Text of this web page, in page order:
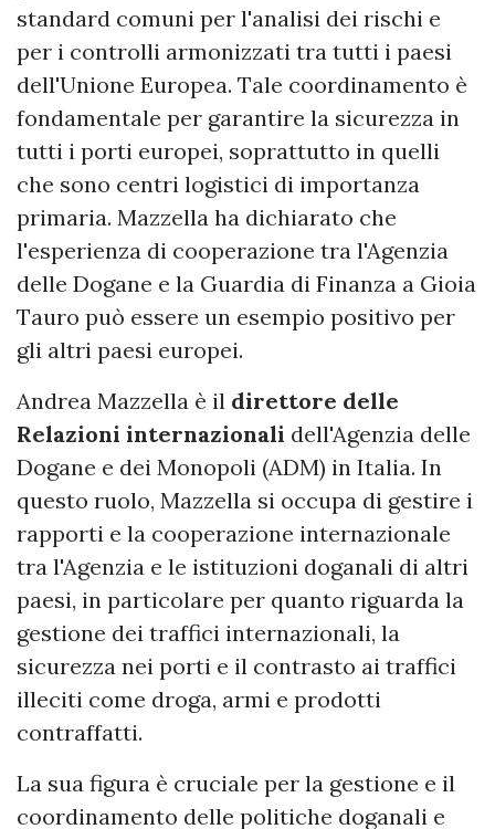
standard comuni per l'analisi dei rischi e
per i controlli armonizzati tra tutti i paesi
dell'Unione Europea. Tale coordinamento è
fondamentale per garantire la sicurezza in
tutti i porti europei, soprattutto in quelli
che sono centri logistici di importanza
primaria. Mazzella ha dichiarato che
l'esperienza di cooperazione tra l'Agenzia
delle Dogane e la Guardia di Finanza a Gioia
Tauro può essere un esempio positivo per
gli altri paesi europei.
Andrea Mazzella è il direttore delle
Relazioni internazionali dell'Agenzia delle
Dogane e dei Monopoli (ADM) in Italia. In
questo ruolo, Mazzella si occupa di gestire i
rapporti e la cooperazione internazionale
tra l'Agenzia e le istituzioni doganali di altri
paesi, in particolare per quanto riguarda la
gestione dei traffici internazionali, la
sicurezza nei porti e il contrasto ai traffici
illeciti come droga, armi e prodotti
contraffatti.
La sua figura è cruciale per la gestione e il
coordinamento delle politiche doganali e